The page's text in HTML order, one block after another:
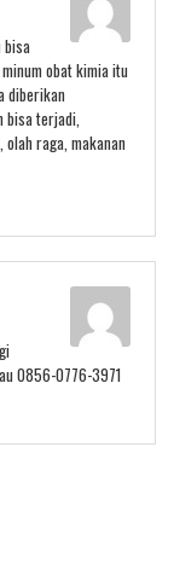
bisa
obat kimia itu
diberikan
bisa terjadi,
raga, makanan
0856-0776-3971